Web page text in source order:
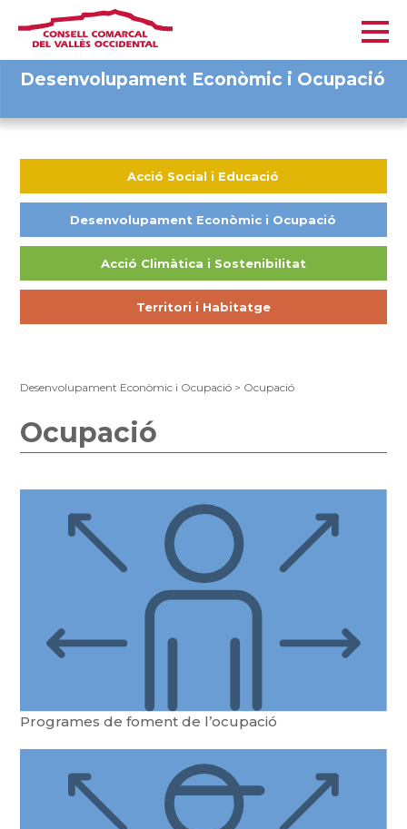
Desenvolupament Econòmic i Ocupació
Acció Social i Educació
Desenvolupament Econòmic i Ocupació
Acció Climàtica i Sostenibilitat
Territori i Habitatge
Desenvolupament Econòmic i Ocupació > Ocupació
Ocupació
Programes de foment de l’ocupació